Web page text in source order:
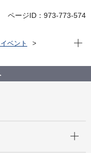
ページID：973-773-574
ベント
」が盛況のうちに終
現在